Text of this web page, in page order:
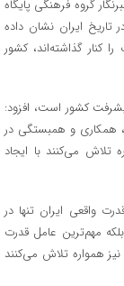
گروه فرهنگی پایگاه
تاریخ ایران نشان داده
کنار گذاشته‌اند، کشور
کشور است، افزود:
همکاری و همبستگی در
تلاش می‌کنند با ایجاد
واقعی ایران تنها در
مهم‌ترین عامل قدرت
همواره تلاش می‌کنند